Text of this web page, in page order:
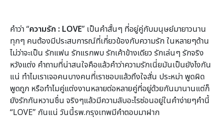
คำว่า “ความรัก : LOVE” เป็นคำสั้นๆ ที่อยู่คู่กับมนุษย์มายาวนาน
ทุกๆ คนต้องมีประสบการณ์ที่เกี่ยวข้องกับความรัก ในหลายๆด้าน
ไม่ว่าจะเป็น รักแฟน รักแรกพบ รักเค้าข้างเดียว รักเล่นๆ รักจริง
หวังแต่ง คำถามที่น่าสนใจคือแล้วคำว่าความรักเนี่ยมันเป็นยังไงกัน
แน่ ทำไมเราเจอคนบางคนที่เราชอบแล้วถึงใจสั่น ประหม่า พูดผิด
พูดถูก หรือทำไมคู่แต่งงานหลายต่อหลายคู่ที่อยู่ด้วยกันมานานแต่ก็
ยังรักกันหวานชื่น จริงๆแล้วมีความลับอะไรซ่อนอยู่ในคำง่ายๆคำนี้
“LOVE” กันแน่ วันนี้รพ.กรุงเทพมีคำตอบมาฝาก